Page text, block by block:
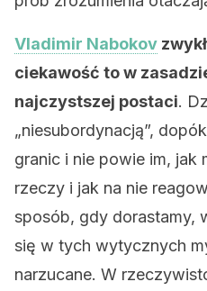
Vladimir Nabokov
ciekawość to w
najczystszej postaci.
„niesubordynacją”,
granic i nie powie im, jak
rzeczy i jak na nie
sposób, gdy dorastamy,
się w tych wytycznych
narzucane. W